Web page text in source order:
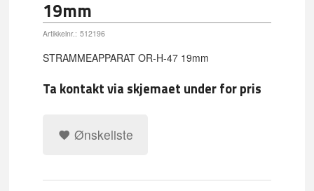
19mm
Artikkelnr.: 512196
STRAMMEAPPARAT OR-H-47 19mm
Ta kontakt via skjemaet under for pris
Ønskeliste